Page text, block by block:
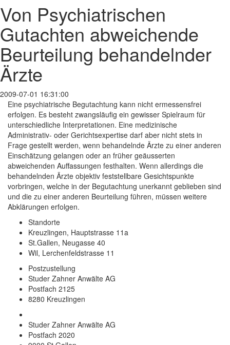
Von Psychiatrischen
Gutachten abweichende
Beurteilung behandelnder
Ärzte
2009-07-01 16:31:00
Eine psychiatrische Begutachtung kann nicht ermessensfrei
erfolgen. Es besteht zwangsläufig ein gewisser Spielraum für
unterschiedliche Interpretationen. Eine medizinische
Administrativ- oder Gerichtsexpertise darf aber nicht stets in
Frage gestellt werden, wenn behandelnde Ärzte zu einer anderen
Einschätzung gelangen oder an früher geäusserten
abweichenden Auffassungen festhalten. Wenn allerdings die
behandelnden Ärzte objektiv feststellbare Gesichtspunkte
vorbringen, welche in der Begutachtung unerkannt geblieben sind
und die zu einer anderen Beurteilung führen, müssen weitere
Abklärungen erfolgen.
Standorte
Kreuzlingen, Hauptstrasse 11a
St.Gallen, Neugasse 40
Wil, Lerchenfeldstrasse 11
Postzustellung
Studer Zahner Anwälte AG
Postfach 2125
8280 Kreuzlingen
Studer Zahner Anwälte AG
Postfach 2020